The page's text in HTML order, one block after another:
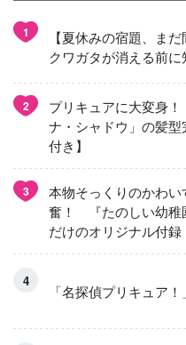
1
【夏休みの宿題、ま
クワガタが消える前
2
プリキュアに大変身
ナ・シャドウ」の髪
付き】
3
本物そっくりのかわ
奮！ 『たのしい幼稚
だけのオリジナル付
くるせんたくき」
「名探偵プリキュア